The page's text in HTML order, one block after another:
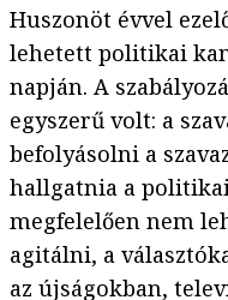
Huszonöt évvel
lehetett politikai
napján. A
egyszerű volt: a
befolyásolni a
hallgatnia a
megfelelően nem
agitálni, a
az újságokban,